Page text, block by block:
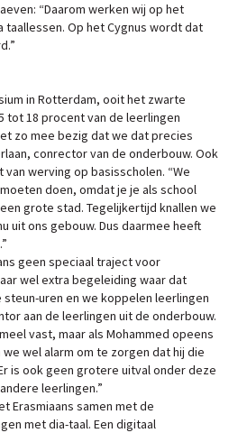
“Daarom werken wij op het
taallessen. Op het Cygnus wordt dat
in Rotterdam, ooit het zwarte
tot 18 procent van de leerlingen
zo mee bezig dat we dat precies
conrector van de onderbouw. Ook
werving op basisscholen. “We
doen, omdat je je als school
grote stad. Tegelijkertijd knallen we
uit ons gebouw. Dus daarmee heeft
geen speciaal traject voor
wel extra begeleiding waar dat
steun-uren en we koppelen leerlingen
aan de leerlingen uit de onderbouw.
vast, maar als Mohammed opeens
wel alarm om te zorgen dat hij die
is ook geen grotere uitval onder deze
leerlingen.”
Erasmiaans samen met de
met dia-taal. Een digitaal